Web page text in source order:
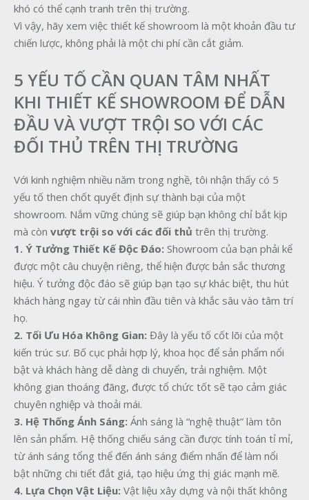
khó có thể cạnh tranh trên thị trường.
Vì vậy, hãy xem việc thiết kế showroom là một khoản đầu tư
chiến lược, không phải là một chi phí cần cắt giảm.
5 YẾU TỐ CẦN QUAN TÂM NHẤT
KHI THIẾT KẾ SHOWROOM ĐỂ DẪN
ĐẦU VÀ VƯỢT TRỘI SO VỚI CÁC
ĐỐI THỦ TRÊN THỊ TRƯỜNG
Với kinh nghiệm nhiều năm trong nghề, tôi nhận thấy có 5
yếu tố then chốt quyết định sự thành bại của một
showroom. Nắm vững chúng sẽ giúp bạn không chỉ bắt kịp
mà còn vượt trội so với các đối thủ trên thị trường.
1. Ý Tưởng Thiết Kế Độc Đáo: Showroom của bạn phải kể
được một câu chuyện riêng, thể hiện được bản sắc thương
hiệu. Ý tưởng độc đáo sẽ giúp bạn tạo sự khác biệt, thu hút
khách hàng ngay từ cái nhìn đầu tiên và khắc sâu vào tâm trí
họ.
2. Tối Ưu Hóa Không Gian: Đây là yếu tố cốt lõi của một
kiến trúc sư. Bố cục phải hợp lý, khoa học để sản phẩm nổi
bật và khách hàng dễ dàng di chuyển, trải nghiệm. Một
không gian thoáng đãng, được tổ chức tốt sẽ tạo cảm giác
chuyên nghiệp và thoải mái.
3. Hệ Thống Ánh Sáng: Ánh sáng là “nghệ thuật” làm tôn
lên sản phẩm. Hệ thống chiếu sáng cần được tính toán tỉ mỉ,
từ ánh sáng tổng thể đến ánh sáng điểm nhấn để làm nổi
bật những chi tiết đắt giá, tạo hiệu ứng thị giác mạnh mẽ.
4. Lựa Chọn Vật Liệu: Vật liệu xây dựng và nội thất không